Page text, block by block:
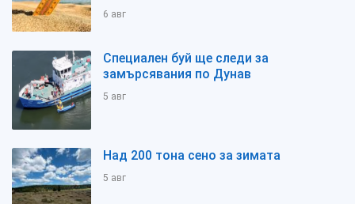
6 авг
Специален буй ще следи за
замърсявания по Дунав
5 авг
Над 200 тона сено за зимата
5 авг